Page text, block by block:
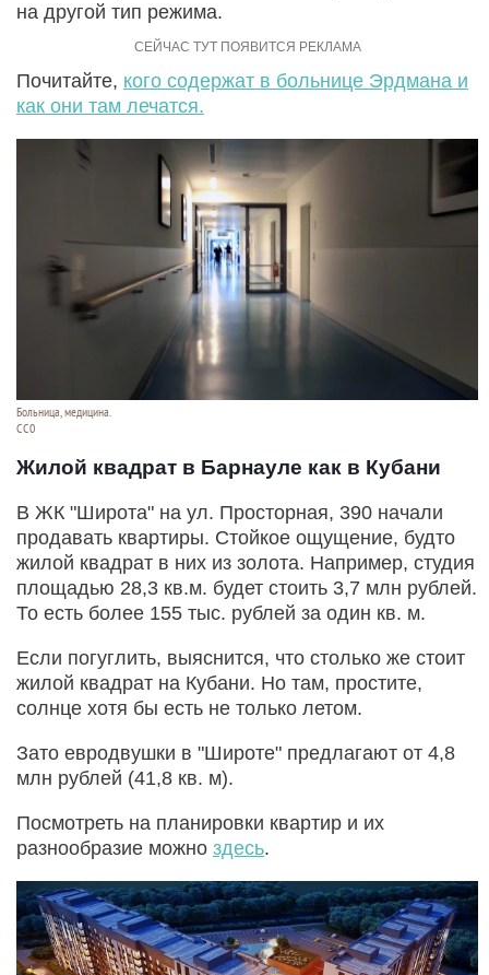
на другой тип режима.
Почитайте, кого содержат в больнице Эрдмана и
как они там лечатся.
Больница, медицина.
CC0
Жилой квадрат в Барнауле как в Кубани
В ЖК "Широта" на ул. Просторная, 390 начали
продавать квартиры. Стойкое ощущение, будто
жилой квадрат в них из золота. Например, студия
площадью 28,3 кв.м. будет стоить 3,7 млн рублей.
То есть более 155 тыс. рублей за один кв. м.
Если погуглить, выяснится, что столько же стоит
жилой квадрат на Кубани. Но там, простите,
солнце хотя бы есть не только летом.
Зато евродвушки в "Широте" предлагают от 4,8
млн рублей (41,8 кв. м).
Посмотреть на планировки квартир и их
разнообразие можно здесь.